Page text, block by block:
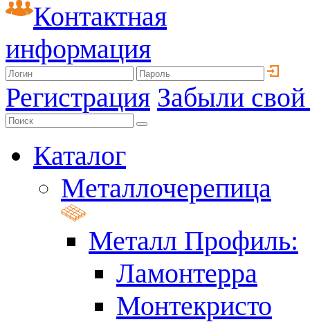
Контактная
информация
Регистрация Забыли
Каталог
Металлочерепица
Металл Профиль:
Ламонтерра
Монтекристо